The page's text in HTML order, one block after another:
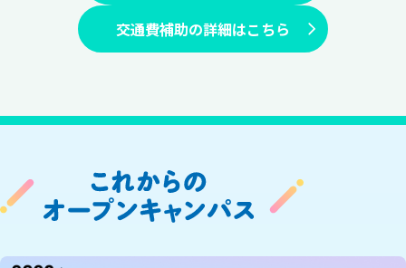
交通費補助の詳細はこちら